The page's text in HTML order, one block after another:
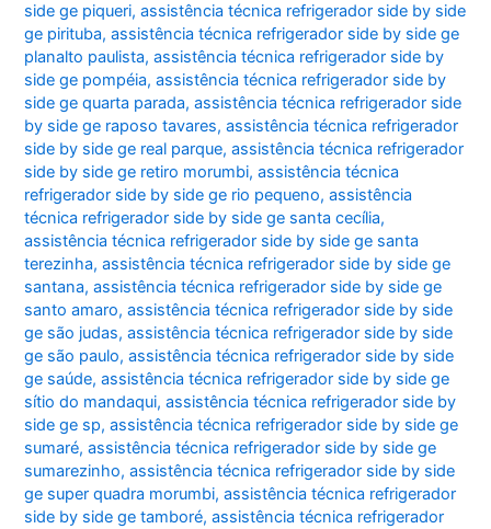
side ge piqueri,assistência técnica refrigerador side by side
ge pirituba,assistência técnica refrigerador side by side ge
planalto paulista,assistência técnica refrigerador side by
side ge pompéia,assistência técnica refrigerador side by
side ge quarta parada,assistência técnica refrigerador side
by side ge raposo tavares,assistência técnica refrigerador
side by side ge real parque,assistência técnica refrigerador
side by side ge retiro morumbi,assistência técnica
refrigerador side by side ge rio pequeno,assistência
técnica refrigerador side by side ge santa cecília,
assistência técnica refrigerador side by side ge santa
terezinha,assistência técnica refrigerador side by side ge
santana,assistência técnica refrigerador side by side ge
santo amaro,assistência técnica refrigerador side by side
ge são judas,assistência técnica refrigerador side by side
ge são paulo,assistência técnica refrigerador side by side
ge saúde,assistência técnica refrigerador side by side ge
sítio do mandaqui,assistência técnica refrigerador side by
side ge sp,assistência técnica refrigerador side by side ge
sumaré,assistência técnica refrigerador side by side ge
sumarezinho,assistência técnica refrigerador side by side
ge super quadra morumbi,assistência técnica refrigerador
side by side ge tamboré,assistência técnica refrigerador